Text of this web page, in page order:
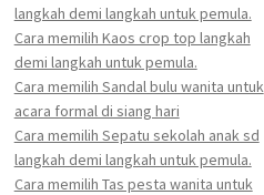
langkah demi langkah untuk pemula.
Cara memilih Kaos crop top langkah
demi langkah untuk pemula.
Cara memilih Sandal bulu wanita untuk
acara formal di siang hari
Cara memilih Sepatu sekolah anak sd
langkah demi langkah untuk pemula.
Cara memilih Tas pesta wanita untuk